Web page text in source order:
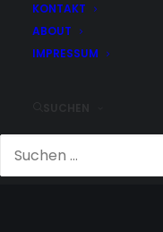
KONTAKT
ABOUT
IMPRESSUM